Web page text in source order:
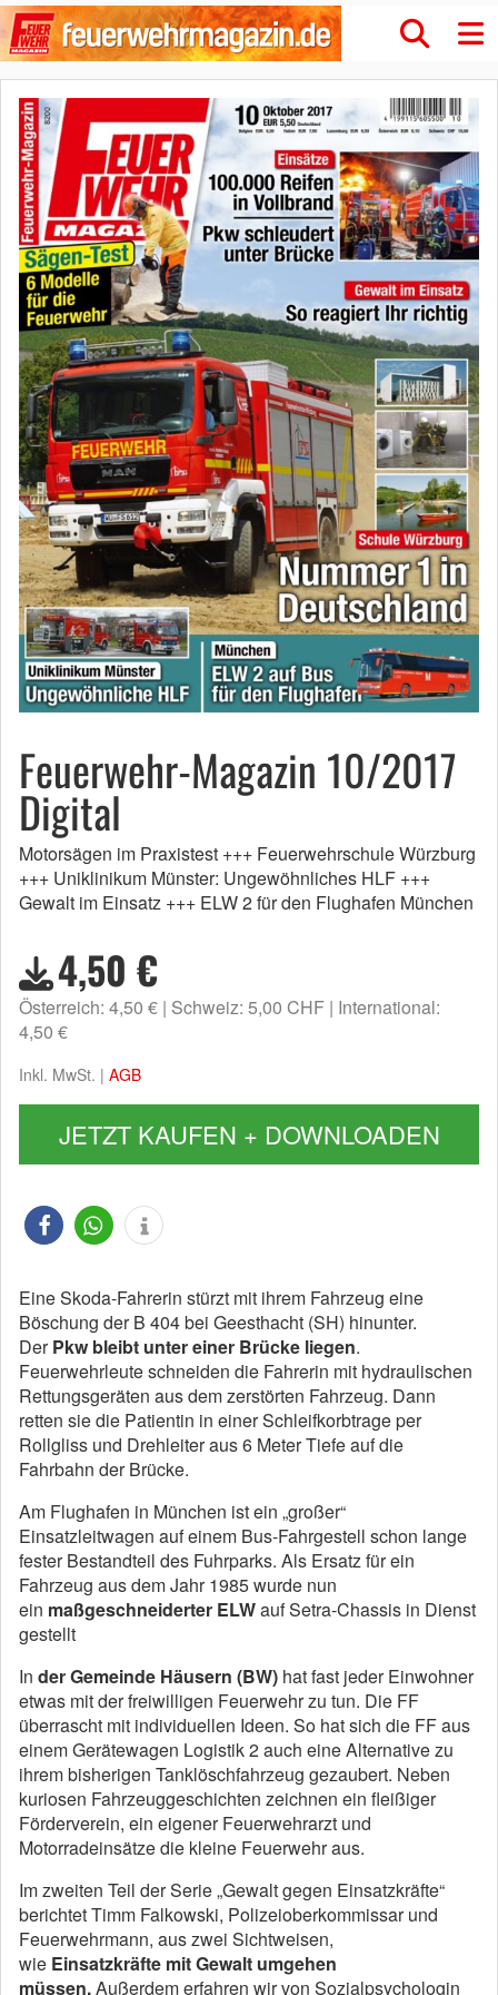
Feuerwehr-Magazin 10/2017
Digital
Motorsägen im Praxistest +++ Feuerwehrschule Würzburg
+++ Uniklinikum Münster: Ungewöhnliches HLF +++
Gewalt im Einsatz +++ ELW 2 für den Flughafen München
4,50 €
Österreich: 4,50 € Schweiz: 5,00 CHF International:
4,50 €
Inkl. MwSt. | AGB
JETZT KAUFEN + DOWNLOADEN
Eine Skoda-Fahrerin stürzt mit ihrem Fahrzeug eine
Böschung der B 404 bei Geesthacht (SH) hinunter.
DerPkw bleibt unter einer Brücke liegen.
Feuerwehrleute schneiden die Fahrerin mit hydraulischen
Rettungsgeräten aus dem zerstörten Fahrzeug. Dann
retten sie die Patientin in einer Schleifkorbtrage per
Rollgliss und Drehleiter aus 6 Meter Tiefe auf die
Fahrbahn der Brücke.
Am Flughafen in München ist ein „großer“
Einsatzleitwagen auf einem Bus-Fahrgestell schon lange
fester Bestandteil des Fuhrparks. Als Ersatz für ein
Fahrzeug aus dem Jahr 1985 wurde nun
ein maßgeschneiderter ELWauf Setra-Chassis in Dienst
gestellt
In der Gemeinde Häusern (BW) hat fast jeder Einwohner
etwas mit der freiwilligen Feuerwehr zu tun. Die FF
überrascht mit individuellen Ideen. So hat sich die FF aus
einem Gerätewagen Logistik 2 auch eine Alternative zu
ihrem bisherigen Tanklöschfahrzeug gezaubert. Neben
kuriosen Fahrzeuggeschichten zeichnen ein fleißiger
Förderverein, ein eigener Feuerwehrarzt und
Motorradeinsätze die kleine Feuerwehr aus.
Im zweiten Teil der Serie „Gewalt gegen Einsatzkräfte“
berichtet Timm Falkowski, Polizeioberkommissar und
Feuerwehrmann, aus zwei Sichtweisen,
wie Einsatzkräfte mit Gewalt umgehen
müssen.Außerdem erfahren wir von Sozialpsychologin